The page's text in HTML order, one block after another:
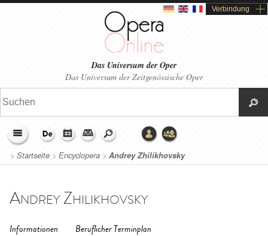
Verbindung
Das Universum der Oper
Das Universum der Zeitgenössische Oper
> Startseite > Encyclopera > Andrey Zhilikhovsky
Andrey Zhilikhovsky
Informationen
Beruflicher Terminplan